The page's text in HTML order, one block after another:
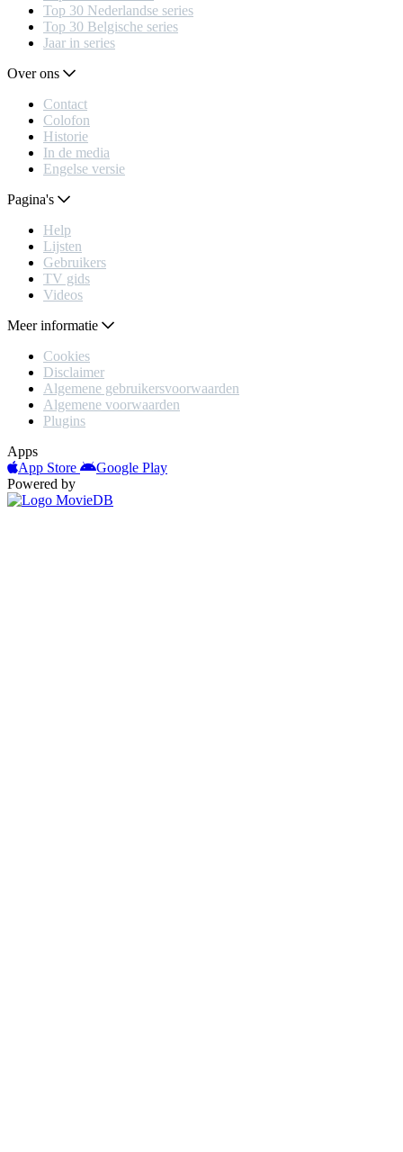
Top 30 Nederlandse series
Top 30 Belgische series
Jaar in series
Over ons
Contact
Colofon
Historie
In de media
Engelse versie
Pagina's
Help
Lijsten
Gebruikers
TV gids
Videos
Meer informatie
Cookies
Disclaimer
Algemene gebruikersvoorwaarden
Algemene voorwaarden
Plugins
Apps
App Store
Google Play
Powered by